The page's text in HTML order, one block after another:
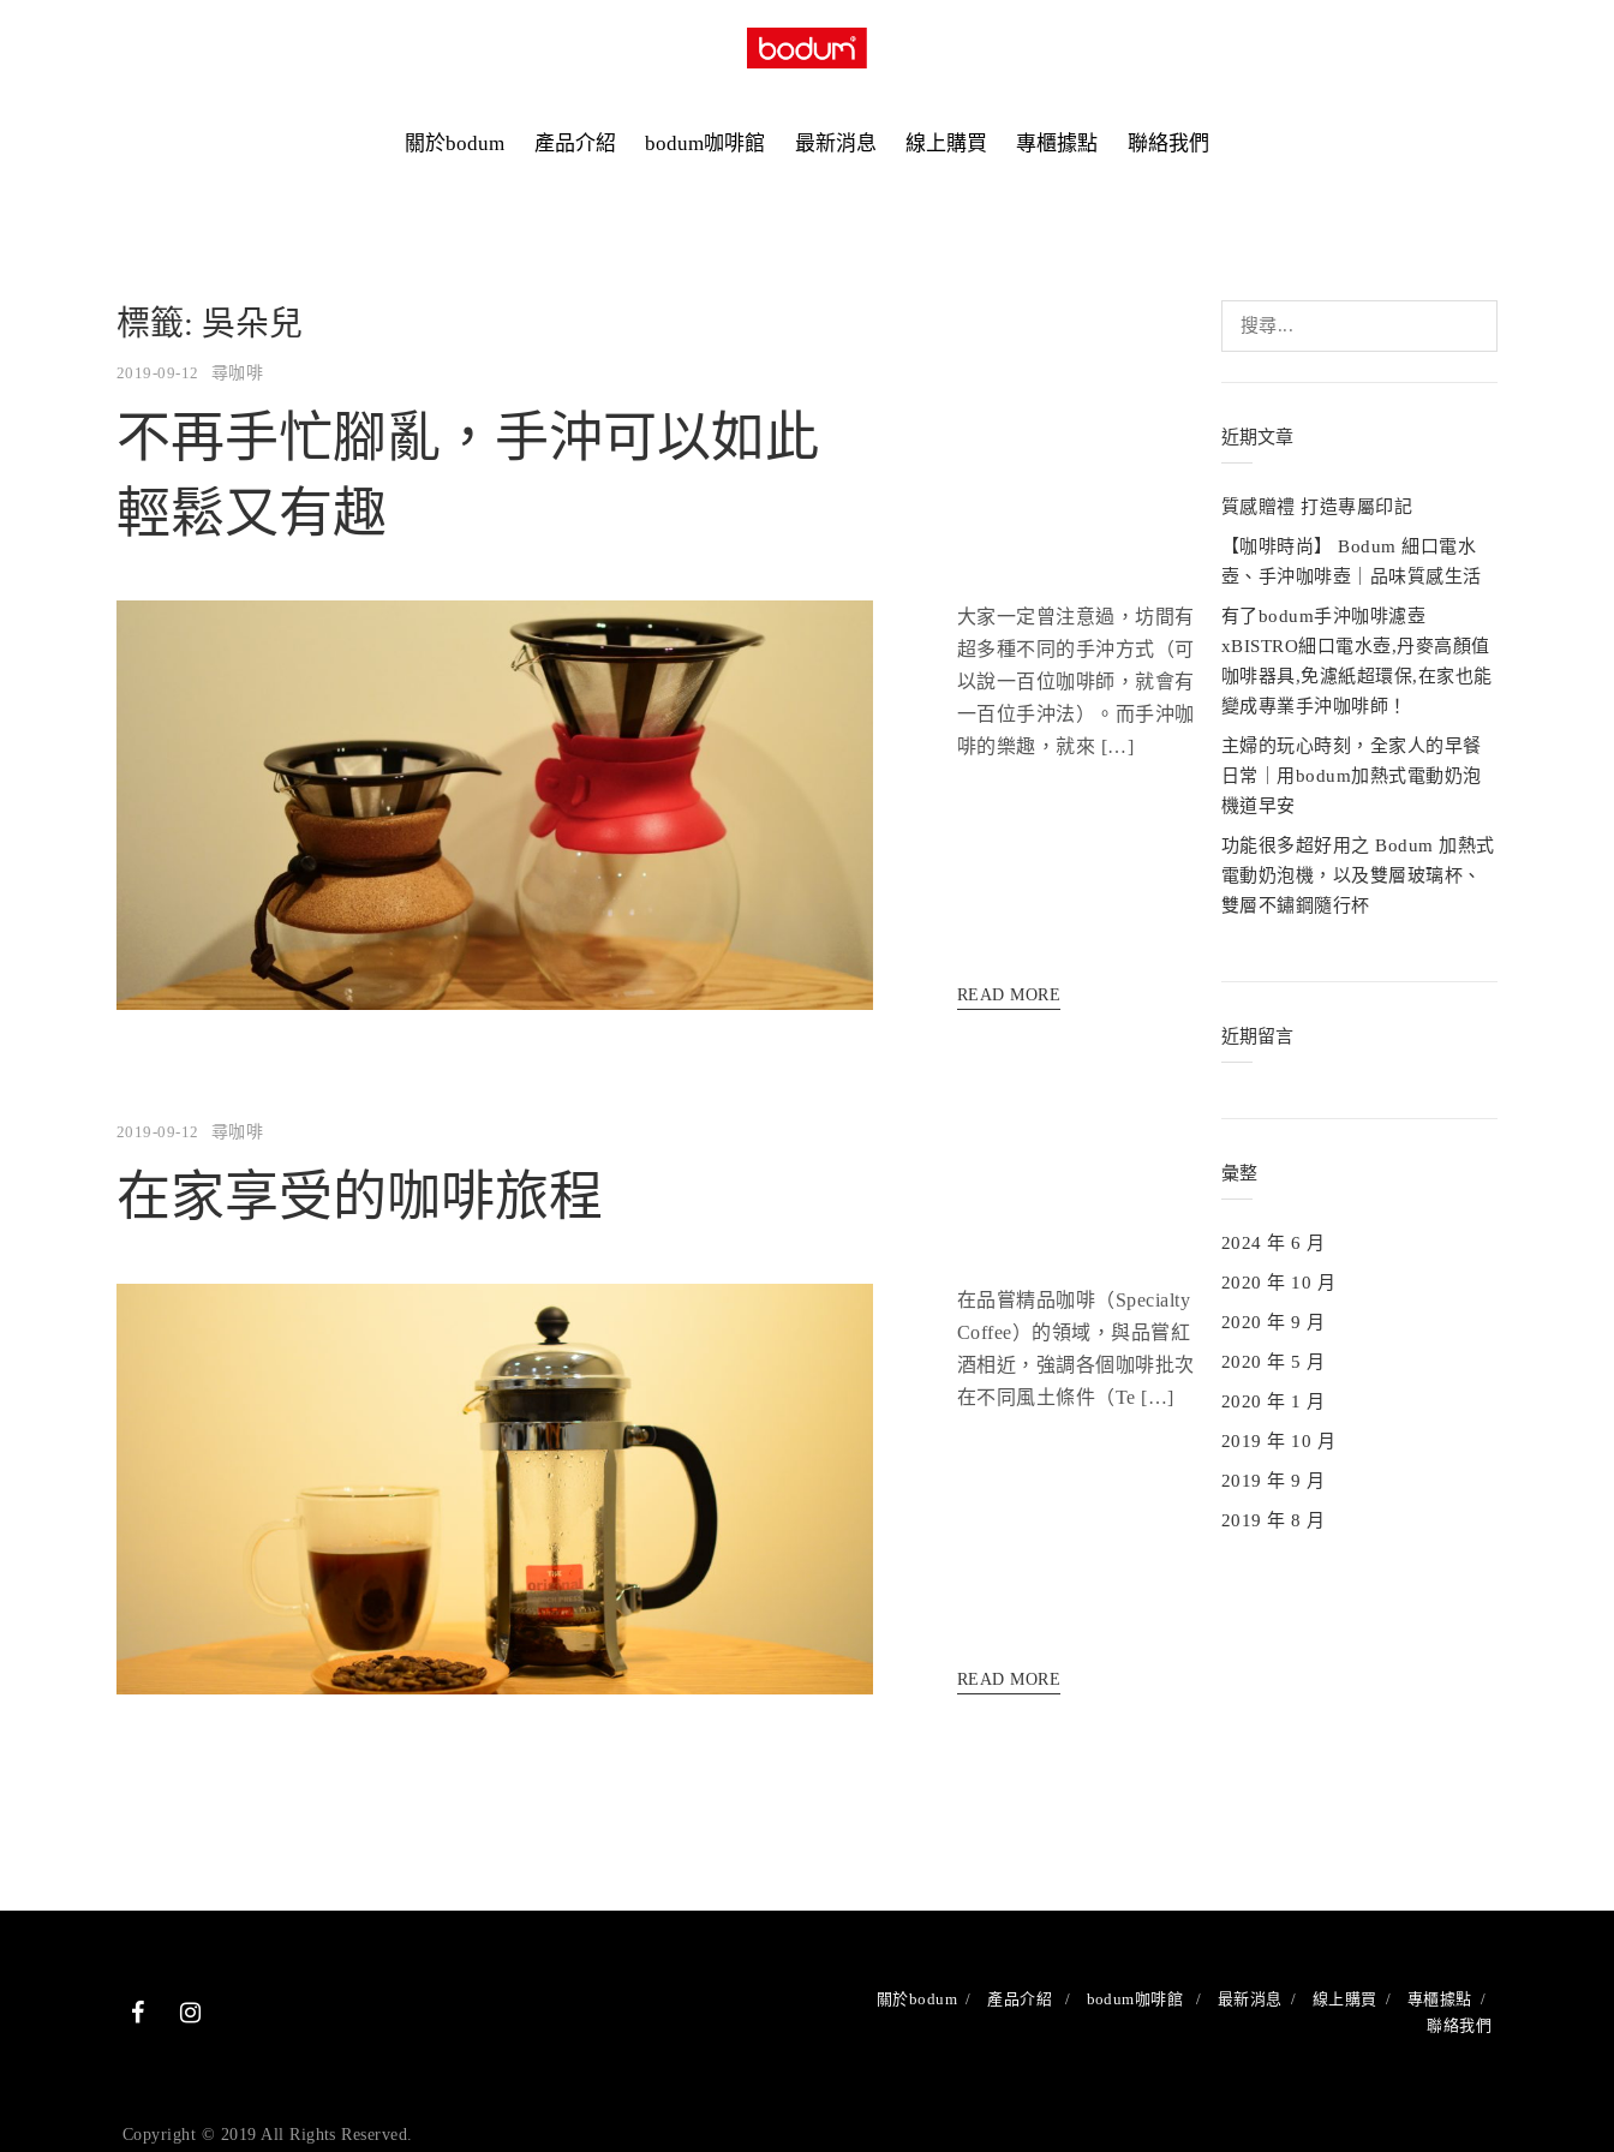
關於bodum 產品介紹 bodum咖啡館 最新消息 線上購買 專櫃據點 聯絡我們
標籤: 吳朵兒
2019-09-12 尋咖啡
不再手忙腳亂，手沖可以如此
輕鬆又有趣
大家一定曾注意過，坊間有
超多種不同的手沖方式（可
以說一百位咖啡師，就會有
一百位手沖法）。而手沖咖
啡的樂趣，就來 […]
READ MORE
2019-09-12 尋咖啡
在家享受的咖啡旅程
在品嘗精品咖啡（Specialty
Coffee）的領域，與品嘗紅
酒相近，強調各個咖啡批次
在不同風土條件（Te […]
READ MORE
字:
近期文章
質感贈禮 打造專屬印記
【咖啡時尚】 Bodum 細口電水
壺、手沖咖啡壺｜品味質感生活
有了bodum手沖咖啡濾壺
xBISTRO細口電水壺,丹麥高顏值
咖啡器具,免濾紙超環保,在家也能
變成專業手沖咖啡師！
主婦的玩心時刻，全家人的早餐
日常｜用bodum加熱式電動奶泡
機道早安
功能很多超好用之 Bodum 加熱式
電動奶泡機，以及雙層玻璃杯、
雙層不鏽鋼隨行杯
近期留言
彙整
2024 年 6 月
2020 年 10 月
2020 年 9 月
2020 年 5 月
2020 年 1 月
2019 年 10 月
2019 年 9 月
2019 年 8 月
Copyright © 2019 All Rights Reserved.
關於bodum 產品介紹 bodum咖啡館 最新消息 線上購買
專櫃據點
聯絡我們